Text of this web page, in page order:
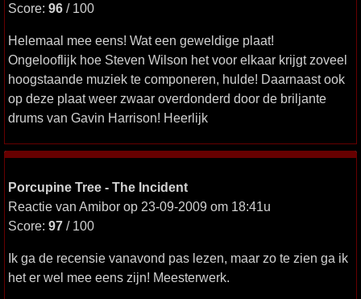
Score: 96 / 100
Helemaal mee eens! Wat een geweldige plaat!
Ongelooflijk hoe Steven Wilson het voor elkaar krijgt zoveel
hoogstaande muziek te componeren, hulde! Daarnaast ook
op deze plaat weer zwaar overdonderd door de briljante
drums van Gavin Harrison! Heerlijk
Porcupine Tree - The Incident
Reactie van Amibor op 23-09-2009 om 18:41u
Score: 97 / 100
Ik ga de recensie vanavond pas lezen, maar zo te zien ga ik
het er wel mee eens zijn! Meesterwerk.